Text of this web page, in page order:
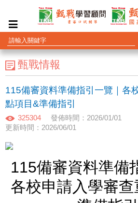
甄戰情報
115備審資料準備指引一覽｜各
點項目&準備指引
325304
發佈時間：2026/01/01
更新時間：2026/06/01
115備審資料準備
各校申請入學審